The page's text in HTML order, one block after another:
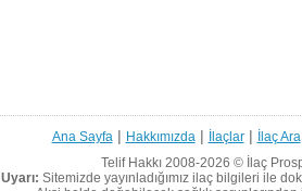
Ana Sayfa | Hakkımızda | İlaçlar| İlaç Ara
Telif Hakkı 2008-2026 ©
İlaç
Uyarı: Sitemizde yayınladığımız ilaç bilgileri ile